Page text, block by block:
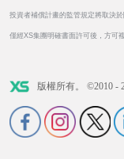
投資者補償計畫的監管規定將取決於
僅經XS集團明確書面許可後，方可
版權所有。 ©2010 -